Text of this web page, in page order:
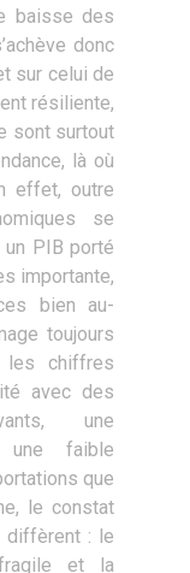
baisse des
donc
sur celui de
résiliente,
sont surtout
là où
effet, outre
se
PIB porté
importante,
bien au-
toujours
les chiffres
avec des
une
une faible
que
le constat
: le
et la